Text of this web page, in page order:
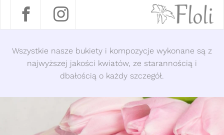
Wszystkie nasze bukiety i kompozycje wykonane są z
najwyższej jakości kwiatów, ze starannością i
dbałością o każdy szczegół.